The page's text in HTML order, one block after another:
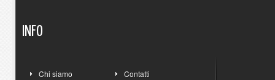
INFO
Chi siamo Contatti